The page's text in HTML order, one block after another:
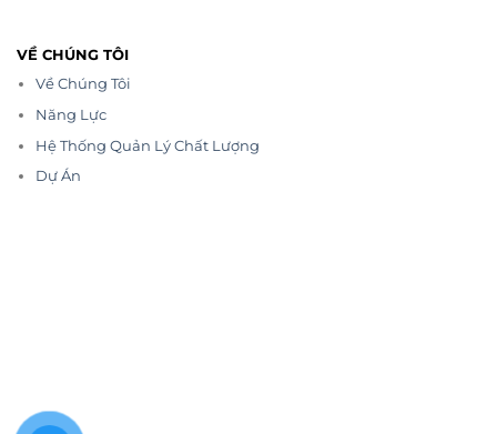
VỀ CHÚNG TÔI
Về Chúng Tôi
Năng Lực
Hệ Thống Quản Lý Chất Lượng
Dự Án